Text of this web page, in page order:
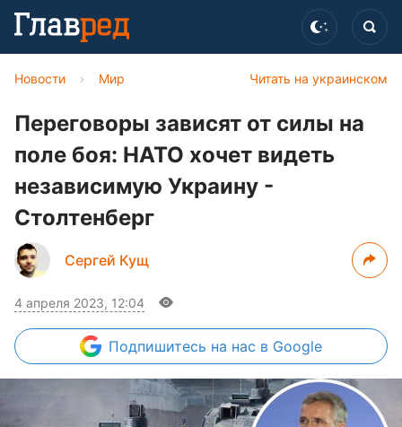
Читать на украинском
Новости › Мир
Переговоры зависят от силы на
поле боя: НАТО хочет видеть
независимую Украину -
Столтенберг
Сергей Кущ
4 апреля 2023, 12:04
Подпишитесь на нас в Google